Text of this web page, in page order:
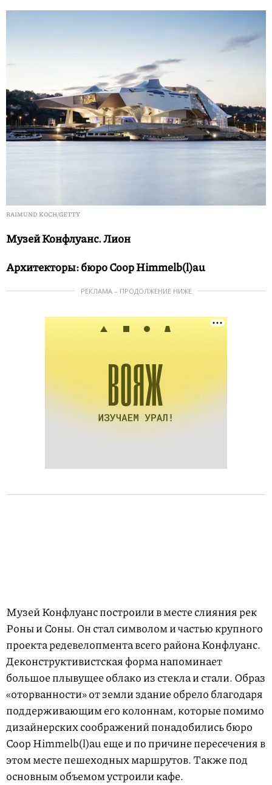
RAIMUND KOCH/GETTY
Музей Конфлуанс. Лион
Архитекторы: бюро Coop Himmelb(l)au
РЕКЛАМА – ПРОДОЛЖЕНИЕ НИЖЕ
Музей Конфлуанс построили в месте слияния рек
Роны и Соны. Он стал символом и частью крупного
проекта редевелопмента всего района Конфлуанс.
Деконструктивистская форма напоминает
большое плывущее облако из стекла и стали. Образ
«оторванности» от земли здание обрело благодаря
поддерживающим его колоннам, которые помимо
дизайнерских соображений понадобились бюро
Coop Himmelb(l)au еще и по причине пересечения в
этом месте пешеходных маршрутов. Также под
основным объемом устроили кафе.